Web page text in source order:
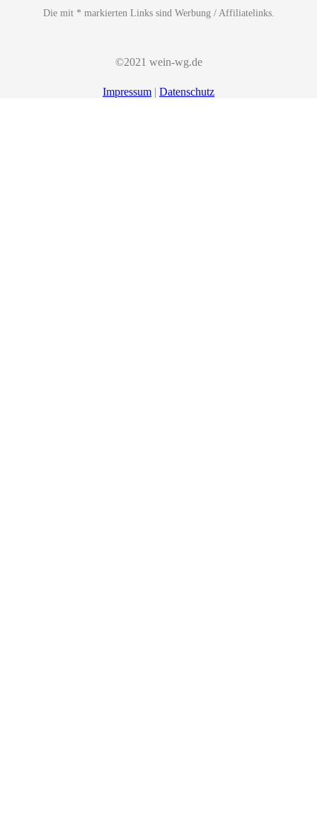
Die mit * markierten Links sind Werbung / Affiliatelinks.
©2021 wein-wg.de
Impressum | Datenschutz